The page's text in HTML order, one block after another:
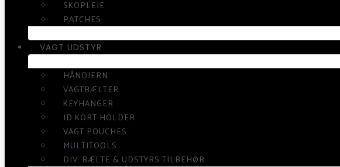
SKOPLEJE
PATCHES
VAGT UDSTYR
HÅNDJERN
VAGTBÆLTER
KEYHANGER
ID KORT HOLDER
VAGT POUCHES
MULTITOOLS
DIV. BÆLTE & UDSTYRS TILBEHØR